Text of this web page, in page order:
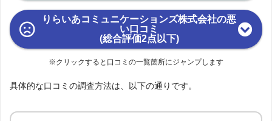
りらいあコミュニケーションズ株式会社の悪
い口コミ
(総合評価2点以下)
※クリックすると口コミの一覧箇所にジャンプします
具体的な口コミの調査方法は、以下の通りです。